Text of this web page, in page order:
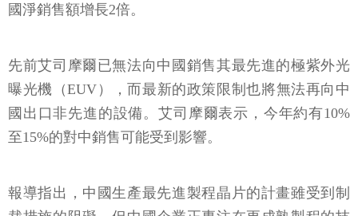
國淨銷售額增長2倍。
先前艾司摩爾已無法向中國銷售其最先進的極紫外光
曝光機（EUV），而最新的政策限制也將無法再向中
國出口非先進的設備。艾司摩爾表示，今年約有10%
至15%的對中銷售可能受到影響。
報導指出，中國生產最先進製程晶片的計畫雖受到制